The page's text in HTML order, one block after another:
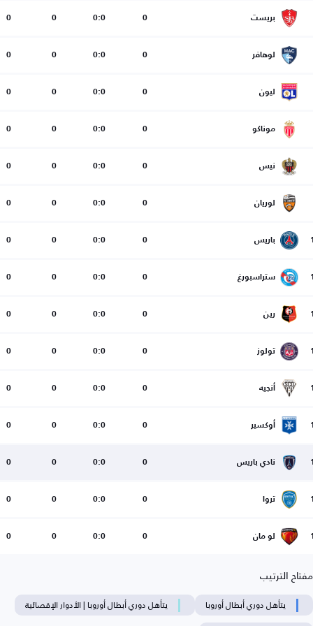
بريست 0
0:0
0
0
لوهافر 0
0:0
0
0
ليون 0
0:0
0
0
موناكو 0
0:0
0
0
نيس 0
0:0
0
0
لوريان 0
0:0
0
0
باريس 0
0:0
0
0
ستراسبورغ 0
0:0
0
0
رين 0
0:0
0
0
تولوز 0
0:0
0
0
أنجيه 0
0:0
0
0
أوكسير 0
0:0
0
0
نادي باريس 0
0:0
0
0
تروا 0
0:0
0
0
لو مان 0
0:0
0
0
مفتاح الترتيب
يتأهل دوري أبطال أوروبا
يتأهل دوري أبطال أوروبا | الأدوار الإقصائية